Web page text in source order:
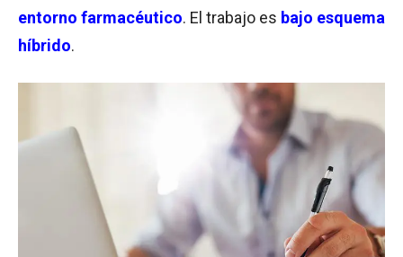
entorno farmacéutico. El trabajo es bajo esquema
híbrido.